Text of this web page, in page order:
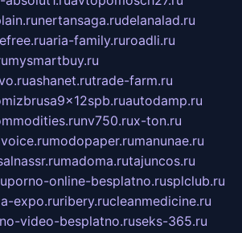
nertansaga.rudelanalad.ru
aria-family.ruroadli.ru
mysmartbuy.ru
ashanet.rutrade-farm.ru
autodamp.ru
nv750.rux-ton.ru
modopaper.rumanunae.ru
madoma.rutajuncos.ru
porno-online-besplatno.rusplclub.ru
expo.ruribery.rucleanmedicine.ru
video-besplatno.ruseks-365.ru